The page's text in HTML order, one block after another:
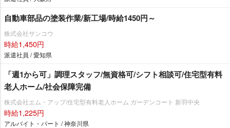
自動車部品の塗装作業/新工場/時給1450円～
株式会社サンコウ
時給1,450円
派遣社員 / 愛知県
「週1から可」調理スタッフ/無資格可/シフト相談可/住宅型有料
老人ホーム/社会保障完備
株式会社エム・アップ/住宅型有料老人ホーム ガーデンコート 新羽中央
時給1,225円
アルバイト・パート / 神奈川県